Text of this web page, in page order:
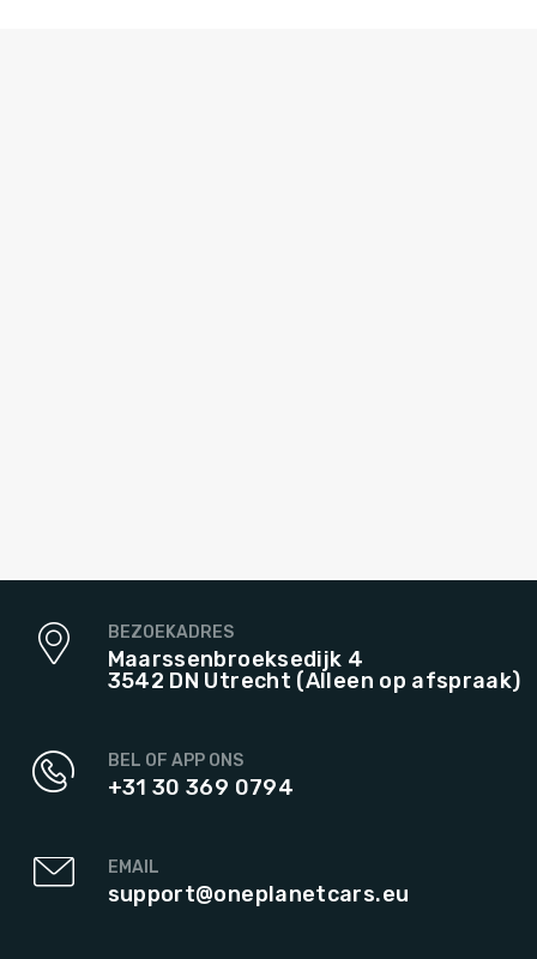
BEZOEKADRES
Maarssenbroeksedijk 4
3542 DN Utrecht (Alleen op afspraak)
BEL OF APP ONS
+31 30 369 0794
EMAIL
support@oneplanetcars.eu